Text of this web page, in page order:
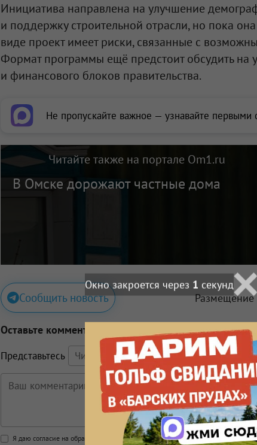
Инициатива направлена на улучшение
и поддержку строительной отрасли, но пока
виде проект имеет риски, связанные с
Формат программы ещё предстоит обсудить на
и финансового блоков правительства.
Не пропускайте важное — узнавайте первыми
Читайте также на портале Om1.ru
В Омске дорожают частные дома
Сообщить новость
Оставьте комментарий
Представьтесь
Поддержка HTML
Я даю согласие на обработку моих персональных данных на условиях